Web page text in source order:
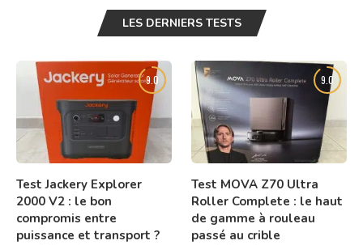
LES DERNIERS TESTS
9.0
Test Jackery Explorer
2000 V2 : le bon
compromis entre
puissance et transport ?
9.0
Test MOVA Z70 Ultra
Roller Complete : le haut
de gamme à rouleau
passé au crible